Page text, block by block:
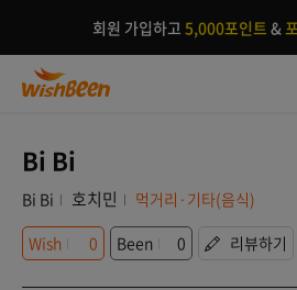
회원 가입하고 5,000포인트 &
Bi Bi
Bi Bi 호치민
먹거리·기타(음식)
Wish
0 Been 0 리뷰하기